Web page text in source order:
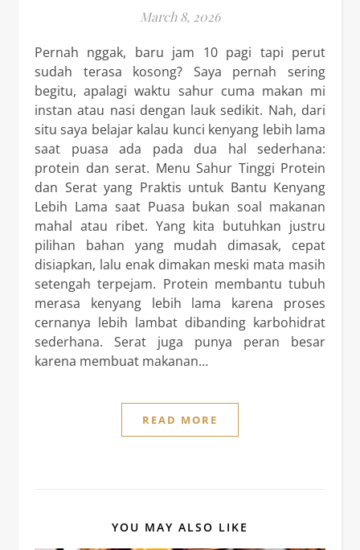
March 8, 2026
Pernah nggak, baru jam 10 pagi tapi perut
sudah terasa kosong? Saya pernah sering
begitu, apalagi waktu sahur cuma makan mi
instan atau nasi dengan lauk sedikit. Nah, dari
situ saya belajar kalau kunci kenyang lebih lama
saat puasa ada pada dua hal sederhana:
protein dan serat. Menu Sahur Tinggi Protein
dan Serat yang Praktis untuk Bantu Kenyang
Lebih Lama saat Puasa bukan soal makanan
mahal atau ribet. Yang kita butuhkan justru
pilihan bahan yang mudah dimasak, cepat
disiapkan, lalu enak dimakan meski mata masih
setengah terpejam. Protein membantu tubuh
merasa kenyang lebih lama karena proses
cernanya lebih lambat dibanding karbohidrat
sederhana. Serat juga punya peran besar
karena membuat makanan…
READ MORE
YOU MAY ALSO LIKE